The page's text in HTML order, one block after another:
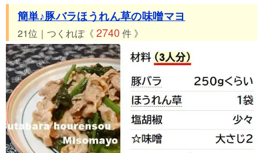
簡単♪豚バラほうれん草の味噌マヨ
21位｜つくれぽ《 2740 件 》